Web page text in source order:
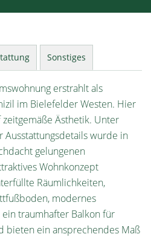
Sonstiges
erstrahlt als
im Bielefelder Westen. Hier
Ästhetik. Unter
wurde in
gelungenen
Wohnkonzept
Räumlichkeiten,
modernes
traumhafter Balkon für
bieten ein ansprechendes Maß